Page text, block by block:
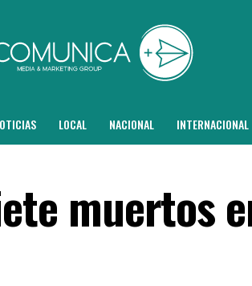
LOCAL NACIONAL INTERNACIONAL
muertos